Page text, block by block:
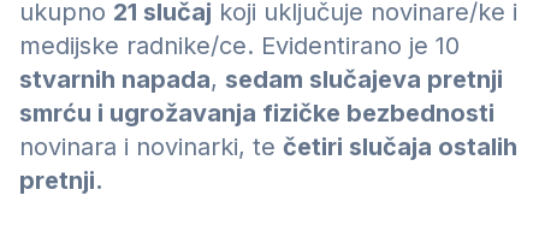
ukupno 21 slučaj koji uključuje novinare/ke i
medijske radnike/ce. Evidentirano je 10
stvarnih napada, sedam slučajeva pretnji
smrću i ugrožavanja fizičke bezbednosti
novinara i novinarki, te četiri slučaja ostalih
pretnji.